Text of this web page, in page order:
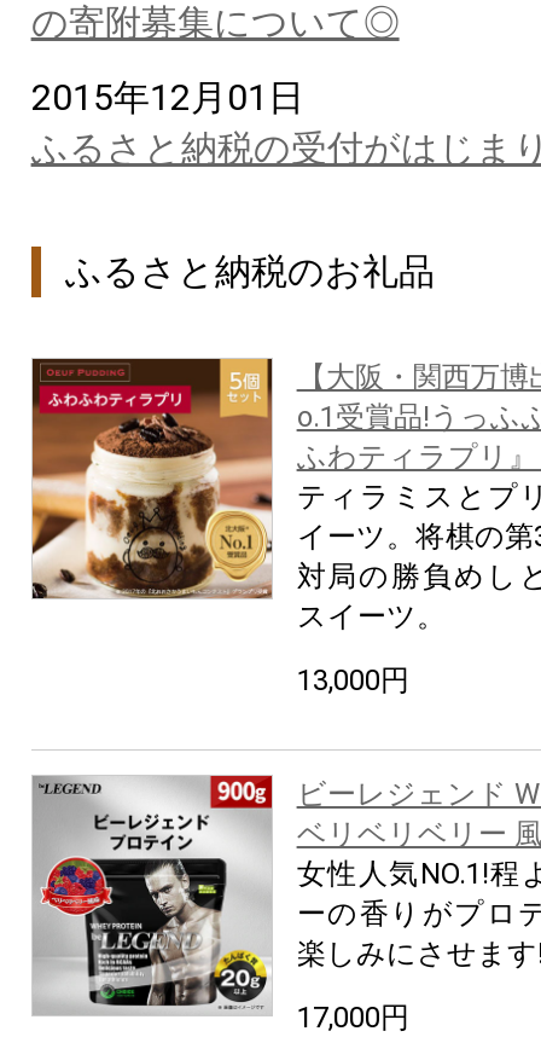
の寄附募集について◎
2015年12月01日
ふるさと納税の受付がはじま
ふるさと納税のお礼品
【大阪・関西万
o.1受賞品!うっふ
ふわティラプリ
ティラミスとプ
イーツ。将棋の
対局の勝負めし
スイーツ。
13,000円
ビーレジェンド
ベリベリベリー
女性人気NO.1!程
ーの香りがプロ
楽しみにさせま
17,000円